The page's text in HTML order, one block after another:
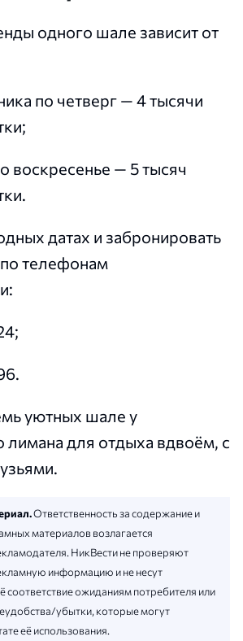
одного шале зависит от
по четверг — 4 тысячи
воскресенье — 5 тысяч
датах и забронировать
телефонам
уютных шале у
лимана для отдыха вдвоём, с
Ответственность за содержание и
материалов возлагается
НикВести не проверяют
информацию и не несут
соответствие ожиданиям потребителя или
убытки, которые могут
её использования.